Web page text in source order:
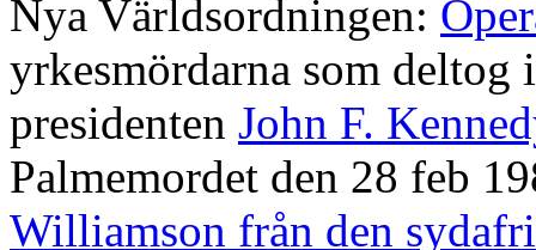
Nya Världsordningen:
yrkesmördarna som deltog
presidenten John F.
Palmemordet den 28 feb
Williamson från den